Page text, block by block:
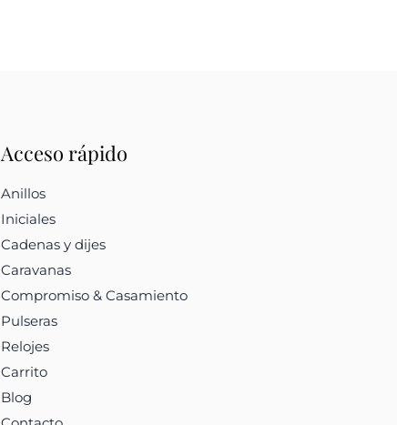
Acceso rápido
Anillos
Iniciales
Cadenas y dijes
Caravanas
Compromiso & Casamiento
Pulseras
Relojes
Carrito
Blog